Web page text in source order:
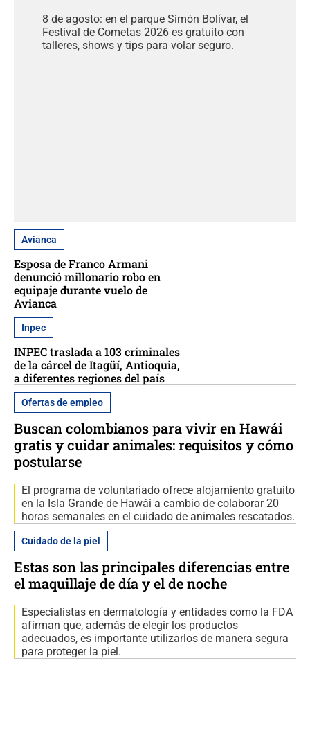
8 de agosto: en el parque Simón Bolívar, el
Festival de Cometas 2026 es gratuito con
talleres, shows y tips para volar seguro.
Avianca
Esposa de Franco Armani
denunció millonario robo en
equipaje durante vuelo de
Avianca
Inpec
INPEC traslada a 103 criminales
de la cárcel de Itagüí, Antioquia,
a diferentes regiones del país
Ofertas de empleo
Buscan colombianos para vivir en Hawái
gratis y cuidar animales: requisitos y cómo
postularse
El programa de voluntariado ofrece alojamiento gratuito
en la Isla Grande de Hawái a cambio de colaborar 20
horas semanales en el cuidado de animales rescatados.
Cuidado de la piel
Estas son las principales diferencias entre
el maquillaje de día y el de noche
Especialistas en dermatología y entidades como la FDA
afirman que, además de elegir los productos
adecuados, es importante utilizarlos de manera segura
para proteger la piel.